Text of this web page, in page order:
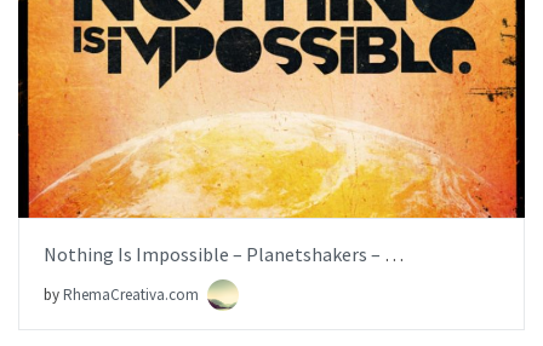
AÑADIR AL PEDIDO
ITEM PRICE: $6.99
Nothing Is Impossible – Planetshakers – [iglesia.local]
byRhemaCreativa.com